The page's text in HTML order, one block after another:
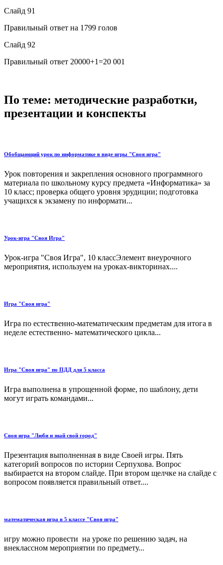
Слайд 91
Правильный ответ на 1799 голов
Слайд 92
Правильный ответ 20000+1=20 001
По теме: методические разработки,
презентации и конспекты
Обобщающий урок по информатике в виде игры "Своя игра"
Урок повторения и закрепления основного программного
материала по школьному курсу предмета «Информатика» за
10 класс; проверка общего уровня эрудиции; подготовка
учащихся к экзамену по информати...
Урок-игра "Своя Игра"
Урок-игра "Своя Игра", 10 классЭлемент внеурочного
мероприятия, используем на уроках-викторинах....
Игра "Своя игра"
Игра по естественно-математическим предметам для итога в
неделе естественно- математического цикла...
Игра "Своя игра" по ПДД для 5 класса
Игра выполнена в упрощенной форме, по шаблону, дети
могут играть командами...
Своя игра "Люби и знай свой город"
Презентация выполненная в виде Своей игры. Пять
категорий вопросов по истории Серпухова. Вопрос
выбирается на втором слайде. При втором щелчке на слайде с
вопросом появляется правильный ответ....
математическая игра в 5 классе "Своя игра"
игру можно провести на уроке по решению задач, на
внеклассном мероприятии по предмету...